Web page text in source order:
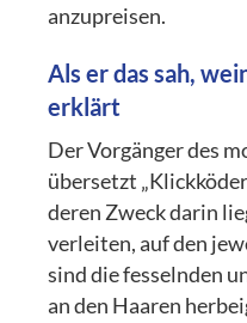
anzupreisen.
Als er das sah,
erklärt
Der Vorgänger des
übersetzt
deren Zweck darin
verleiten, auf den
sind die fesselnden
an den Haaren